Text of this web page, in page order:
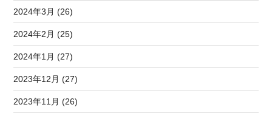
2024年3月 (26)
2024年2月 (25)
2024年1月 (27)
2023年12月 (27)
2023年11月 (26)